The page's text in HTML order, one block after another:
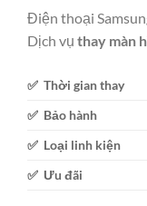
Điện thoại
Dịch vụ thay màn
✅ Thời gian thay
✅ Bảo hành
✅ Loại linh kiện
✅ Ưu đãi